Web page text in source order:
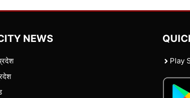
NEWS
Play